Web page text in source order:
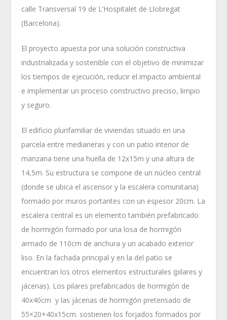
calle Transversal 19 de L’Hospitalet de Llobregat
(Barcelona).
El proyecto apuesta por una solución constructiva
industrializada y sostenible con el objetivo de minimizar
los tiempos de ejecución, reducir el impacto ambiental
e implementar un proceso constructivo preciso, limpio
y seguro.
El edificio plurifamiliar de viviendas situado en una
parcela entre medianeras y con un patio interior de
manzana tiene una huella de 12x15m y una altura de
14,5m. Su estructura se compone de un núcleo central
(donde se ubica el ascensor y la escalera comunitaria)
formado por muros portantes con un espesor 20cm. La
escalera central es un elemento también prefabricado
de hormigón formado por una losa de hormigón
armado de 110cm de anchura y un acabado exterior
liso. En la fachada principal y en la del patio se
encuentran los otros elementos estructurales (pilares y
jácenas). Los pilares prefabricados de hormigón de
40x40cm y las jácenas de hormigón pretensado de
55×20+40x15cm. sostienen los forjados formados por